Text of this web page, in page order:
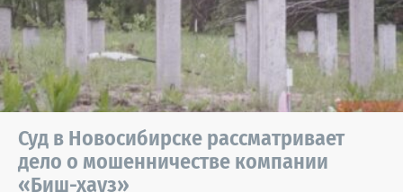
Суд в Новосибирске рассматривает
дело о мошенничестве компании
«Биш-хауз»